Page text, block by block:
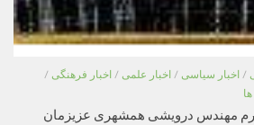
/ اخبار سیاسی / اخبار علمی / اخبار فرهنگی /
مهندس درویشی همشهری عزیزمان